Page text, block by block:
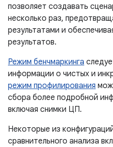
позволяет создавать
несколько раз,
результатами и
результатов.
Режим бенчмаркинга
информации о чистых и
режим профилирования
сбора более подробной
включая снимки ЦП.
Некоторые из
сравнительного анализа